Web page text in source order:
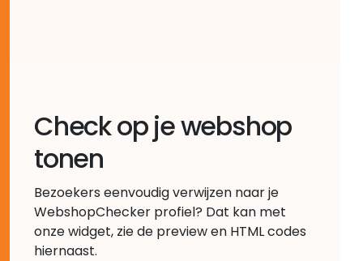
Check op je webshop
tonen
Bezoekers eenvoudig verwijzen naar je
WebshopChecker profiel? Dat kan met
onze widget, zie de preview en HTML codes
hiernaast.